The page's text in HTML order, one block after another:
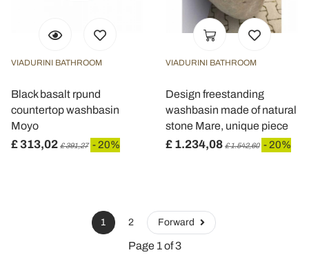
VIADURINI BATHROOM
Black basalt rpund
countertop washbasin
Moyo
£ 313,02 £ 391,27 - 20%
VIADURINI BATHROOM
Design freestanding
washbasin made of natural
stone Mare, unique piece
£ 1.234,08 £ 1.542,60 - 20%
1 2 Forward
Page 1 of 3